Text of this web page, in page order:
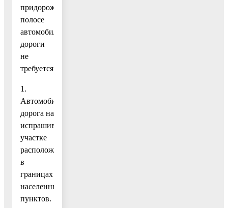
придорожной
полосе
автомобильной
дороги
не
требуется:
1.
Автомобильная
дорога на
испрашиваемом
участке
расположена
в
границах
населенных
пунктов.